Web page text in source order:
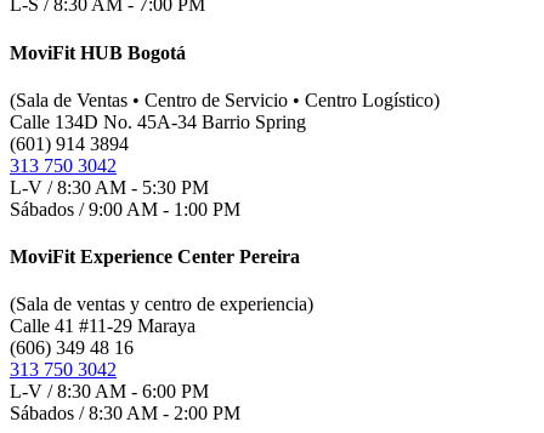
L-S / 8:30 AM - 7:00 PM
MoviFit HUB Bogotá
(Sala de Ventas • Centro de Servicio • Centro Logístico)
Calle 134D No. 45A-34 Barrio Spring
(601) 914 3894
313 750 3042
L-V / 8:30 AM - 5:30 PM
Sábados / 9:00 AM - 1:00 PM
MoviFit Experience Center Pereira
(Sala de ventas y centro de experiencia)
Calle 41 #11-29 Maraya
(606) 349 48 16
313 750 3042
L-V / 8:30 AM - 6:00 PM
Sábados / 8:30 AM - 2:00 PM